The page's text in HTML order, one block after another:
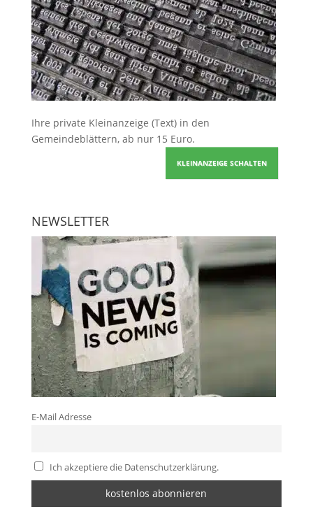
Ihre private Kleinanzeige (Text) in den
Gemeindeblättern, ab nur 15 Euro.
KLEINANZEIGE SCHALTEN
NEWSLETTER
E-Mail Adresse
Ich akzeptiere die Datenschutzerklärung.